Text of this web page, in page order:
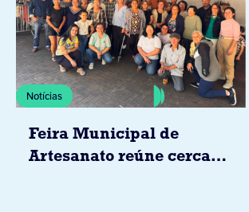
Notícias
Feira Municipal de
Artesanato reúne cerca